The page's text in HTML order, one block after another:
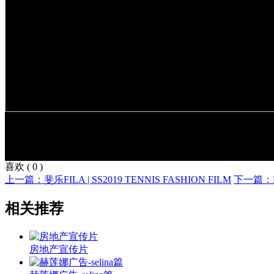
喜欢 ( 0 )
上一篇：斐乐FILA | SS2019 TENNIS FASHION FILM 下一篇：
相关推荐
房地产宣传片